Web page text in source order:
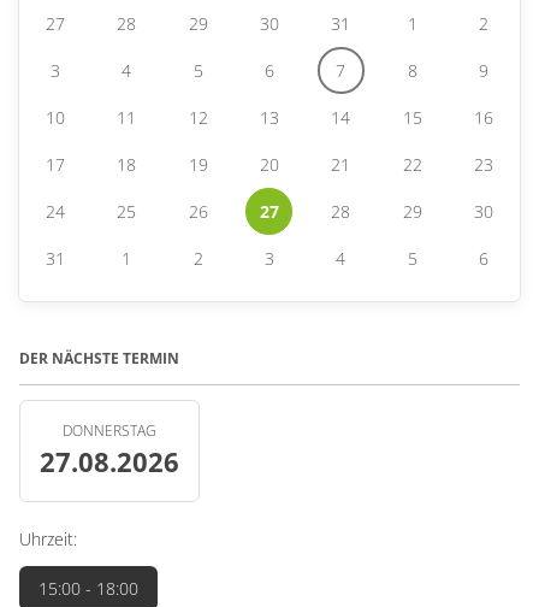
27 28 29 30 31 1 2
3 4 5 6 7 8 9
10 11 12 13 14 15 16
17 18 19 20 21 22 23
24 25 26 27 28 29 30
31 1 2 3 4 5 6
DER NÄCHSTE TERMIN
DONNERSTAG
27.08.2026
Uhrzeit:
15:00 - 18:00